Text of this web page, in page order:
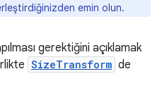
emin olun.
gerektiğini açıklamak
SizeTransform de